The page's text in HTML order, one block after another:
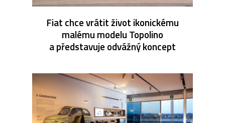
Fiat chce vrátit život ikonickému
malému modelu Topolino
a představuje odvážný koncept